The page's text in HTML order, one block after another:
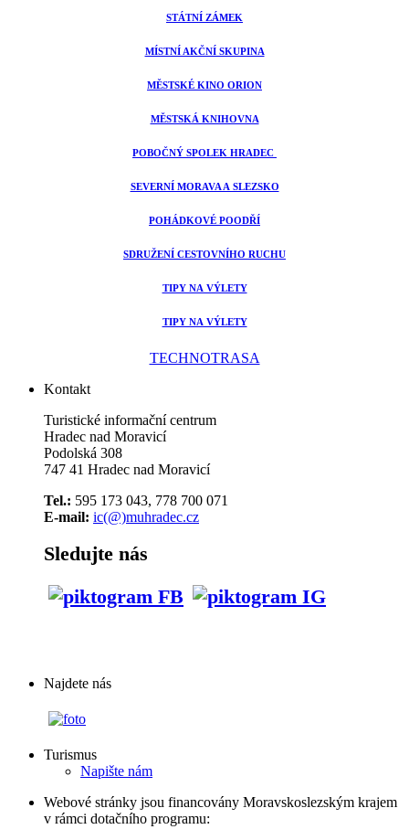
STÁTNÍ ZÁMEK
MÍSTNÍ AKČNÍ SKUPINA
MĚSTSKÉ KINO ORION
MĚSTSKÁ KNIHOVNA
POBOČNÝ SPOLEK HRADEC
SEVERNÍ MORAVA A SLEZSKO
POHÁDKOVÉ POODŘÍ
SDRUŽENÍ CESTOVNÍHO RUCHU
TIPY NA VÝLETY
TIPY NA VÝLETY
TECHNOTRASA
Kontakt
Turistické informační centrum
Hradec nad Moravicí
Podolská 308
747 41 Hradec nad Moravicí
Tel.: 595 173 043, 778 700 071
E-mail: ic(@)muhradec.cz
Sledujte nás
Najdete nás
Turismus
Napište nám
Webové stránky jsou financovány Moravskoslezským krajem
v rámci dotačního programu: